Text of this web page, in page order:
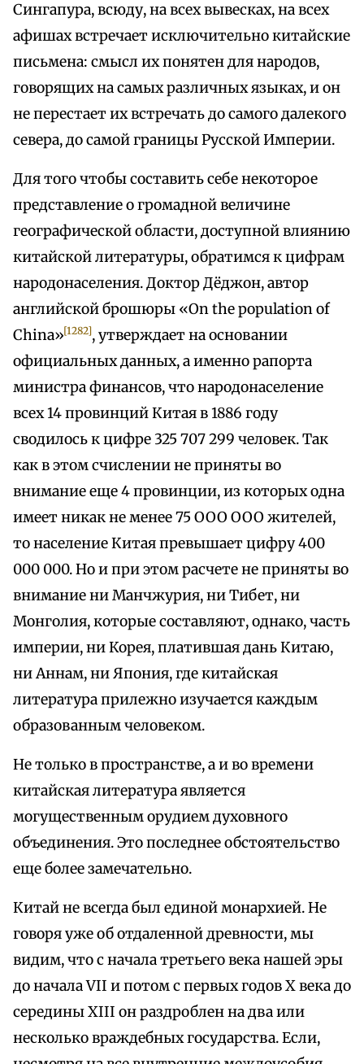
Сингапура, всюду, на всех вывесках, на всех
афишах встречает исключительно китайские
письмена: смысл их понятен для народов,
говорящих на самых различных языках, и он
не перестает их встречать до самого далекого
севера, до самой границы Русской Империи.
Для того чтобы составить себе некоторое
представление о громадной величине
географической области, доступной влиянию
китайской литературы, обратимся к цифрам
народонаселения. Доктор Дёджон, автор
английской брошюры «On the population of
China»[1282], утверждает на основании
официальных данных, а именно рапорта
министра финансов, что народонаселение
всех 14 провинций Китая в 1886 году
сводилось к цифре 325 707 299 человек. Так
как в этом счислении не приняты во
внимание еще 4 провинции, из которых одна
имеет никак не менее 75 ООО ООО жителей,
то население Китая превышает цифру 400
000 000. Но и при этом расчете не приняты во
внимание ни Манчжурия, ни Тибет, ни
Монголия, которые составляют, однако, часть
империи, ни Корея, платившая дань Китаю,
ни Аннам, ни Япония, где китайская
литература прилежно изучается каждым
образованным человеком.
Не только в пространстве, а и во времени
китайская литература является
могущественным орудием духовного
объединения. Это последнее обстоятельство
еще более замечательно.
Китай не всегда был единой монархией. Не
говоря уже об отдаленной древности, мы
видим, что с начала третьего века нашей эры
до начала VII и потом с первых годов X века до
середины XIII он раздроблен на два или
несколько враждебных государства. Если,